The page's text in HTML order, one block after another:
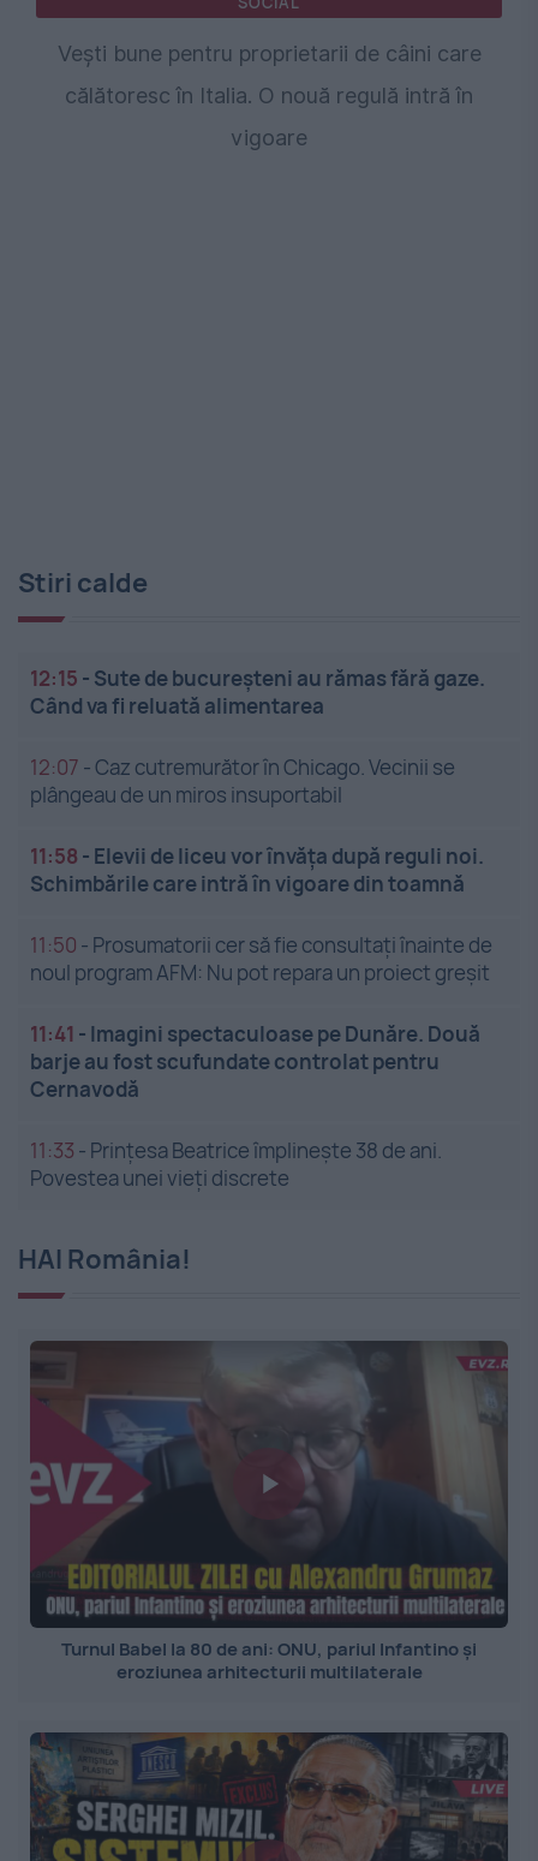
Vești bune pentru proprietarii de câini care
călătoresc în Italia. O nouă regulă intră în
vigoare
Stiri calde
12:15 - Sute de bucureșteni au rămas fără gaze.
Când va fi reluată alimentarea
12:07 -Caz cutremurător în Chicago. Vecinii se
plângeau de un miros insuportabil
11:58 - Elevii de liceu vor învăța după reguli noi.
Schimbările care intră în vigoare din toamnă
11:50 - Prosumatorii cer să fie consultați înainte de
noul program AFM: Nu pot repara un proiect greșit
11:41 - Imagini spectaculoase pe Dunăre. Două
barje au fost scufundate controlat pentru
Cernavodă
11:33 - Prințesa Beatrice împlinește 38 de ani.
Povestea unei vieți discrete
HAI România!
Turnul Babel la 80 de ani: ONU, pariul Infantino și
eroziunea arhitecturii multilaterale